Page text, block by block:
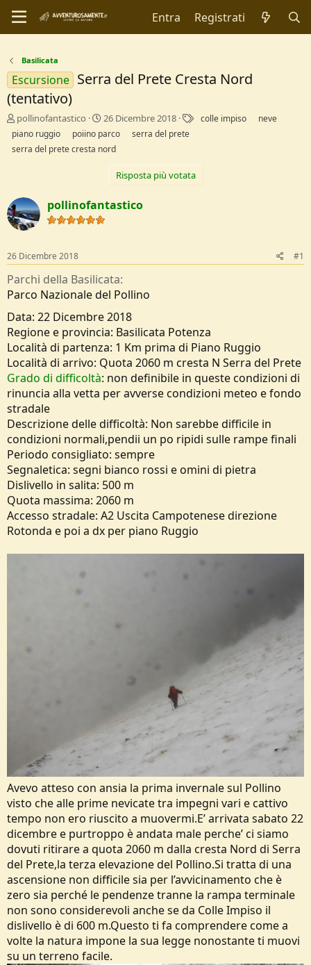
Entra Registrati
Basilicata
Escursione Serra del Prete Cresta Nord
(tentativo)
C
r
a
e
D
i
c
u
s
s
o
n
e
pollinofantastico
D
a
a
n
i
26 Dicembre 2018 colle impiso
neve
piano ruggio
poiino parco
serra del prete
serra del prete cresta nord
Risposta più votata
pollinofantastico
26 Dicembre 2018 #1
Parchi della Basilicata
Parco Nazionale del Pollino
Data: 22 Dicembre 2018
Regione e provincia: Basilicata Potenza
Località di partenza: 1 Km prima di Piano Ruggio
Località di arrivo: Quota 2060 m cresta N Serra del Prete
Grado di difficoltà: non definibile in queste condizioni di
rinuncia alla vetta per avverse condizioni meteo e fondo
stradale
Descrizione delle difficoltà: Non sarebbe difficile in
condizioni normali,pendii un po ripidi sulle rampe finali
Periodo consigliato: sempre
Segnaletica: segni bianco rossi e omini di pietra
Dislivello in salita: 500 m
Quota massima: 2060 m
Accesso stradale: A2 Uscita Campotenese direzione
Rotonda e poi a dx per piano Ruggio
Avevo atteso con ansia la prima invernale sul Pollino
visto che alle prime nevicate tra impegni vari e cattivo
tempo non ero riuscito a muovermi.E’ arrivata sabato 22
dicembre e purtroppo è andata male perche’ ci siamo
dovuti ritirare a quota 2060 m dalla cresta Nord di Serra
del Prete,la terza elevazione del Pollino.Si tratta di una
ascensione non difficile sia per l’avvicinamento che è
zero sia perché le pendenze tranne la rampa terminale
non sono considerevoli anche se da Colle Impiso il
dislivello è di 600 m.Questo ti fa comprendere come a
volte la natura impone la sua legge nonostante ti muovi
su un terreno facile.